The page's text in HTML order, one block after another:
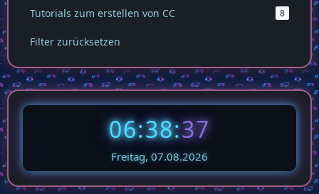
Tutorials zum erstellen von CC 8
Filter zurücksetzen
06:38:38
Freitag, 07.08.2026